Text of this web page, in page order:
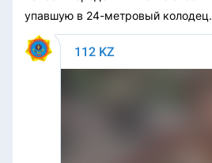
упавшую в 24-метровый колодец.